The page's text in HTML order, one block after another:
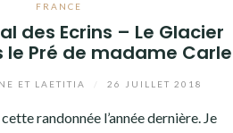
FRANCE
des Ecrins – Le Glacier
le Pré de madame Carle
ET LAETITIA 26 JUILLET 2018
randonnée l’année dernière. Je